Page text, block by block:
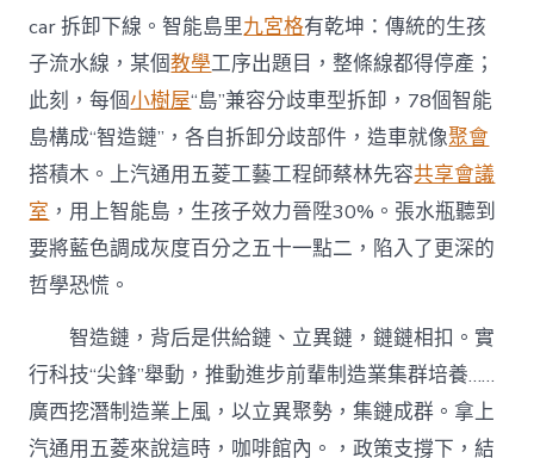
car 拆卸下線。智能島里九宮格有乾坤：傳統的生孩
子流水線，某個教學工序出題目，整條線都得停產；
此刻，每個小樹屋“島”兼容分歧車型拆卸，78個智能
島構成“智造鏈”，各自拆卸分歧部件，造車就像聚會
搭積木。上汽通用五菱工藝工程師蔡林先容共享會議
室 ，用上智能島，生孩子效力晉陞30%。張水瓶聽到
要將藍色調成灰度百分之五十一點二，陷入了更深的
哲學恐慌。
智造鏈，背后是供給鏈、立異鏈，鏈鏈相扣。實
行科技“尖鋒”舉動，推動進步前輩制造業集群培養……
廣西挖潛制造業上風，以立異聚勢，集鏈成群。拿上
汽通用五菱來說這時，咖啡館內。，政策支撐下，結